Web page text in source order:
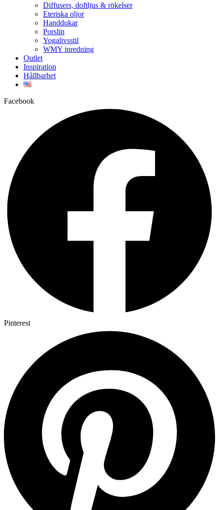
Diffusers, doftljus & rökelser
Eteriska oljor
Handdukar
Porslin
Yogalivsstil
WMY inredning
Outlet
Inspiration
Hållbarhet
Facebook
Pinterest